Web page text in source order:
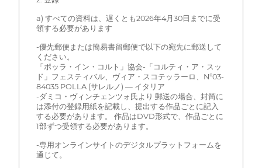
a) すべての資料は、遅くとも2026年4月30日までに受
領する必要があります
-優先郵便または簡易書留郵便で以下の宛先に郵送して
ください。
「ポッラ・イン・コルト」協会-「コルティ・ア・スッ
ド」フェスティバル、ヴィア・スコテッラーロ、N°03-
84035 POLLA (サレルノ) — イタリア
-ダミコ・ヴィンチェンツォ氏より 郵送の場合、封筒に
は添付の登録用紙を記載し、提出する作品ごとに記入
する必要があります。 作品はDVD形式で、作品ごとに
1部ずつ受領する必要があります。
-専用オンラインサイトのデジタルプラットフォームを
通じて。